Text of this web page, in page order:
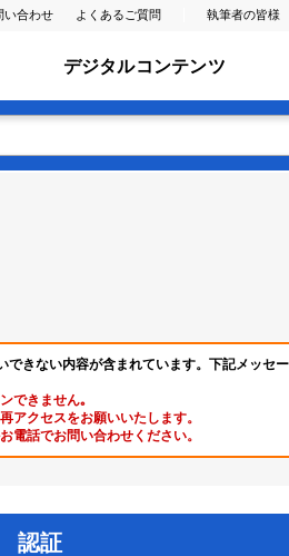
い合わせ よくあるご質問 執筆者の皆様
デジタルコンテンツ
きない内容が含まれています。下記メッセ
できません｡
アクセスをお願いいたします。
電話でお問い合わせください。
認証